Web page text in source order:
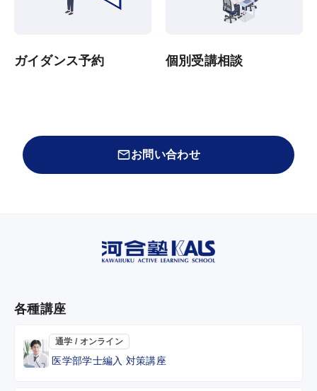
ガイダンス予約 個別受講相談
お問い合わせ
各種講座
通学 / オンライン
医学部学士編入 対策講座